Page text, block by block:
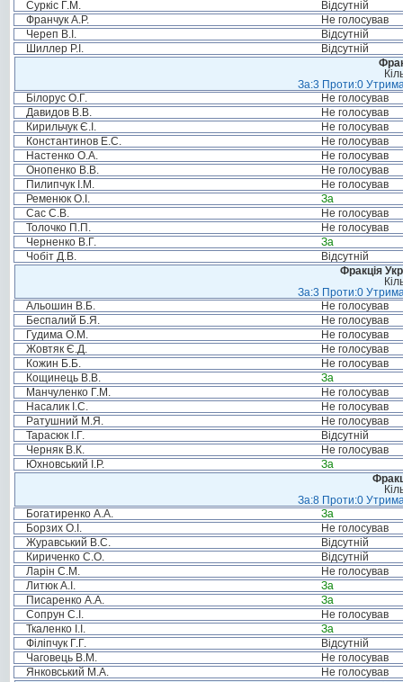
Суркіс Г.М.
Відсутній
Франчук А.Р.
Не голосував
Череп В.І.
Відсутній
Шиллер Р.І.
Відсутній
За:3 Проти:0
Білорус О.Г.
Не голосував
Давидов В.В.
Не голосував
Кирильчук Є.І.
Не голосував
Константинов Е.С.
Не голосував
Настенко О.А.
Не голосував
Онопенко В.В.
Не голосував
Пилипчук І.М.
Не голосував
Ременюк О.І.
За
Сас С.В.
Не голосував
Толочко П.П.
Не голосував
Черненко В.Г.
За
Чобіт Д.В.
Відсутній
Фракція
За:3 Проти:0
Альошин В.Б.
Не голосував
Беспалий Б.Я.
Не голосував
Гудима О.М.
Не голосував
Жовтяк Є.Д.
Не голосував
Кожин Б.Б.
Не голосував
Кощинець В.В.
За
Манчуленко Г.М.
Не голосував
Насалик І.С.
Не голосував
Ратушний М.Я.
Не голосував
Тарасюк І.Г.
Відсутній
Черняк В.К.
Не голосував
Юхновський І.Р.
За
За:8 Проти:0
Богатиренко А.А.
За
Борзих О.І.
Не голосував
Журавський В.С.
Відсутній
Кириченко С.О.
Відсутній
Ларін С.М.
Не голосував
Литюк А.І.
За
Писаренко А.А.
За
Сопрун С.І.
Не голосував
Ткаленко І.І.
За
Філіпчук Г.Г.
Відсутній
Чаговець В.М.
Не голосував
Янковський М.А.
Не голосував